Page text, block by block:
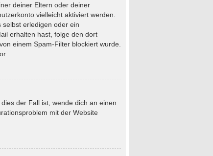
deiner Eltern oder deiner
vielleicht aktiviert werden.
erledigen oder ein
erhalten hast, folge den dort
einem Spam-Filter blockiert wurde.
der Fall ist, wende dich an einen
mit der Website